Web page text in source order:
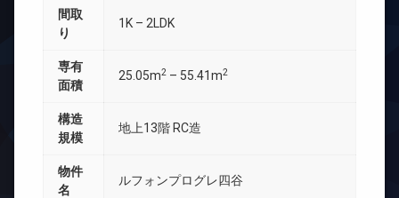
間取
り
1K – 2LDK
専有
面積
25.05m2 – 55.41m2
構造
規模
地上13階 RC造
物件
名
ルフォンプログレ四谷